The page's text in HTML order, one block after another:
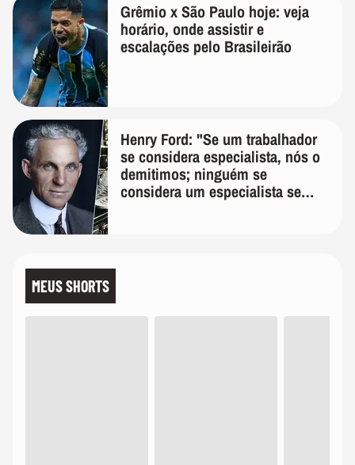
Grêmio x São Paulo hoje: veja
horário, onde assistir e
escalações pelo Brasileirão
Henry Ford: "Se um trabalhador
se considera especialista, nós o
demitimos; ninguém se
considera um especialista se
MEUS SHORTS